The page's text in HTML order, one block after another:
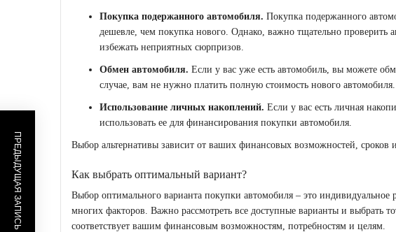
Покупка подержанного автомобиля. Покупка подержанного
дешевле, чем покупка нового. Однако, важно тщательно проверить
избежать неприятных сюрпризов.
Обмен автомобиля. Если у вас уже есть автомобиль, вы можете
случае, вам не нужно платить полную стоимость нового автомобиля.
Использование личных накоплений. Если у вас есть личная
использовать ее для финансирования покупки автомобиля.
Выбор альтернативы зависит от ваших финансовых возможностей, сроков
Как выбрать оптимальный вариант?
Выбор оптимального варианта покупки автомобиля – это индивидуальное
многих факторов. Важно рассмотреть все доступные варианты и выбрать
соответствует вашим финансовым возможностям, потребностям и целям.
ПРЕДЫДУЩАЯ ЗАПИСЬ